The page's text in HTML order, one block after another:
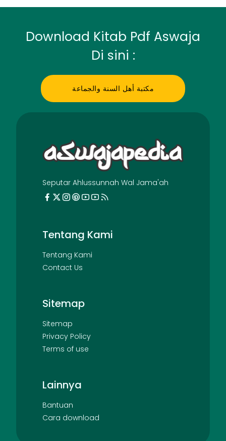
Download Kitab Pdf Aswaja
Di sini :
مكتبة أهل السنة والجماعة
Seputar Ahlussunnah Wal Jama'ah
Tentang Kami
Tentang Kami
Contact Us
Sitemap
Sitemap
Privacy Policy
Terms of use
Lainnya
Bantuan
Cara download